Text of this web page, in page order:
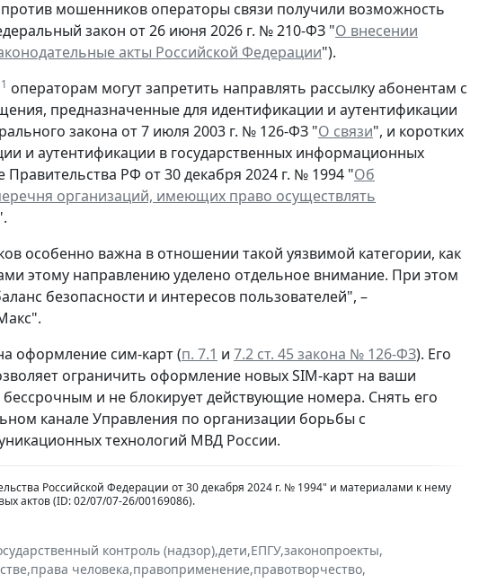
мошенников операторы связи получили возможность
закон от 26 июня 2026 г. № 210-ФЗ "О внесении
акты Российской Федерации").
1 операторам могут запретить направлять рассылку абонентам с
предназначенные для идентификации и аутентификации
закона от 7 июля 2003 г. № 126-ФЗ "О связи", и коротких
и аутентификации в государственных информационных
РФ от 30 декабря 2024 г. № 1994 "Об
организаций, имеющих право осуществлять
особенно важна в отношении такой уязвимой категории, как
этому направлению уделено отдельное внимание. При этом
безопасности и интересов пользователей", –
оформление сим-карт (п. 7.1 и 7.2 ст. 45 закона № 126-ФЗ). Его
ограничить оформление новых SIM-карт на ваши
и не блокирует действующие номера. Снять его
канале Управления по организации борьбы с
технологий МВД России.
Российской Федерации от 30 декабря 2024 г. № 1994" и материалами к нему
актов (ID: 02/07/07-26/00169086).
контроль (надзор),дети,ЕПГУ,законопроекты,
,права человека,правоприменение,правотворчество,